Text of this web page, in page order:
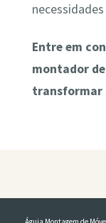
Entre em
montador de
transformar